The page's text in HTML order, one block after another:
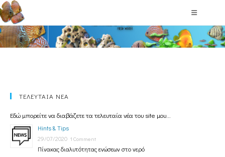
Υλικά Φίλτρων
ΤΕΛΕΥΤΑΙΑ ΝΕΑ
Εδώ μπορείτε να διαβάζετε τα τελευταία νέα του site μου...
Hints & Tips
29/07/2020 1 Comment
Πίνακας διαλυτότητας ενώσεων στο νερό